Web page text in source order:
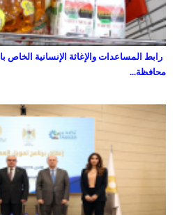
رابط المساعدات والإغاثة الإنسانية الخاص
محافظة...